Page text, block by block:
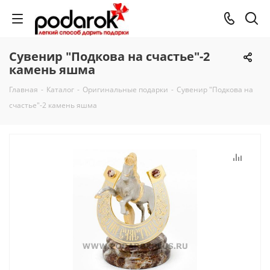
Сувенир "Подкова на счастье"-2
камень яшма
Главная - Каталог - Оригинальные подарки - Сувенир "Подкова на
счастье"-2 камень яшма